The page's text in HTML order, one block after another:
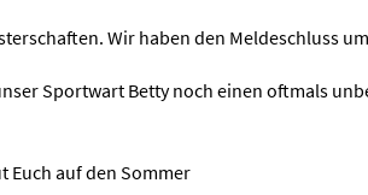
Wir haben den Meldeschluss
Sportwart Betty noch einen oftmals
Euch auf den Sommer